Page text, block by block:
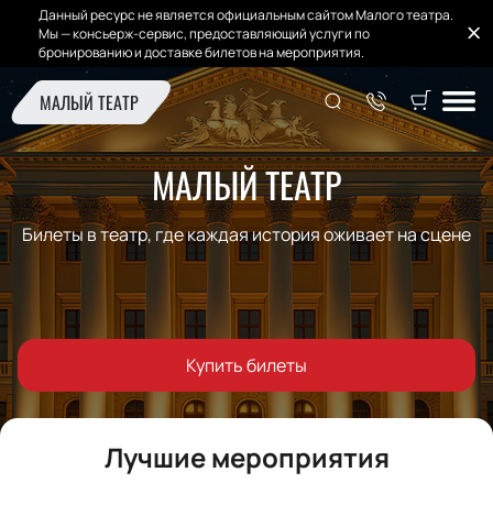
Данный ресурс не является официальным сайтом Малого театра.
Мы — консьерж-сервис, предоставляющий услуги по
бронированию и доставке билетов на мероприятия.
МАЛЫЙ ТЕАТР
МАЛЫЙ ТЕАТР
Билеты в театр, где каждая история оживает на сцене
Купить билеты
Лучшие мероприятия